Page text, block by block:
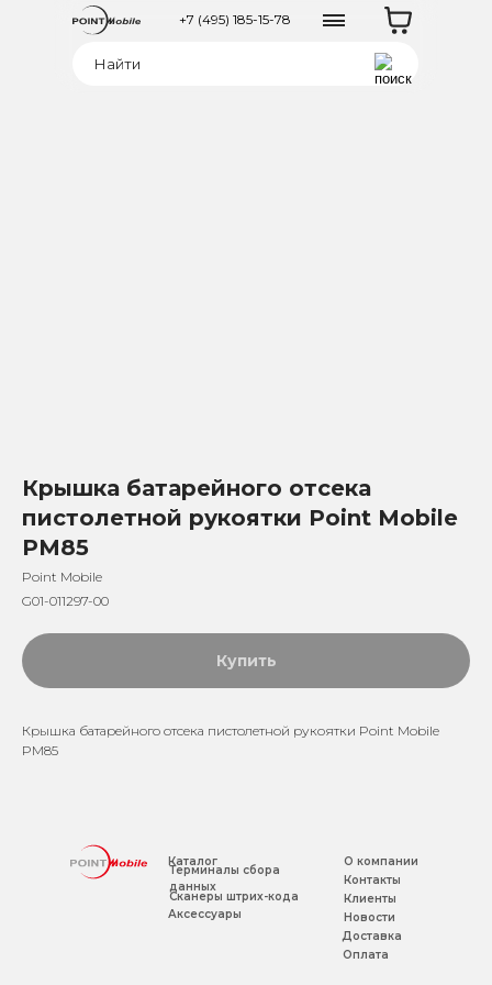
+7 (495) 185-15-78
Крышка батарейного отсека
пистолетной рукоятки Point Mobile
PM85
Point Mobile
G01-011297-00
Купить
Крышка батарейного отсека пистолетной рукоятки Point Mobile
PM85
Каталог
Контакты
Новости
Оплата
Доставка
Клиенты
О компании
Аксессуары
Терминалы сбора
данных
Сканеры штрих-кода